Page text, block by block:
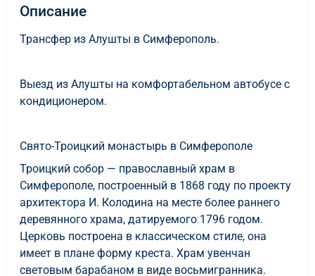
Описание
Трансфер из Алушты в Симферополь.
Выезд из Алушты на комфортабельном автобусе с
кондиционером.
Свято-Троицкий монастырь в Симферополе
Троицкий собор — православный храм в
Симферополе, построенный в 1868 году по проекту
архитектора И. Колодина на месте более раннего
деревянного храма, датируемого 1796 годом.
Церковь построена в классическом стиле, она
имеет в плане форму креста. Храм увенчан
световым барабаном в виде восьмигранника.